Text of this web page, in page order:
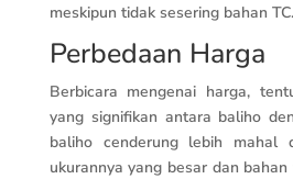
meskipun tidak sesering bahan TC.
Perbedaan Harga
Berbicara mengenai harga,
yang signifikan antara baliho
baliho cenderung lebih mahal
ukurannya yang besar dan